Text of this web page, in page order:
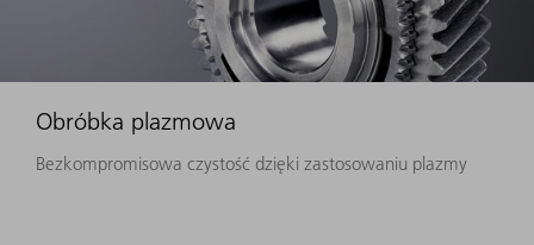
Obróbka plazmowa
Bezkompromisowa czystość dzięki zastosowaniu plazmy